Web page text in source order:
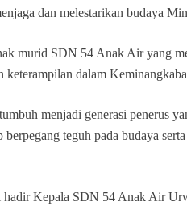
dan melestarikan budaya
murid SDN 54 Anak Air yang
keterampilan dalam
menjadi generasi penerus
berpegang teguh pada budaya
hadir Kepala SDN 54 Anak Air